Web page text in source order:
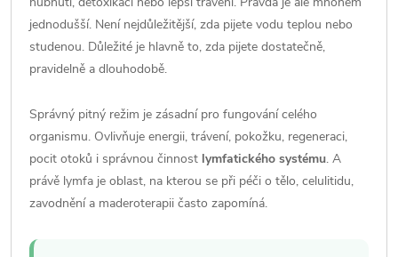
jednodušší. Není nejdůležitější, zda pijete vodu teplou nebo
studenou. Důležité je hlavně to, zda pijete dostatečně,
pravidelně a dlouhodobě.
Správný pitný režim je zásadní pro fungování celého
organismu. Ovlivňuje energii, trávení, pokožku, regeneraci,
pocit otoků i správnou činnost lymfatického systému. A
právě lymfa je oblast, na kterou se při péči o tělo, celulitidu,
zavodnění a maderoterapii často zapomíná.